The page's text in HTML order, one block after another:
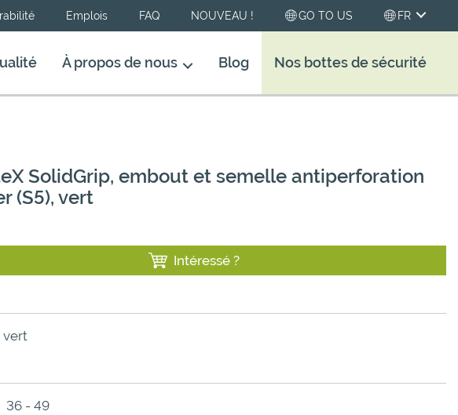
Emplois FAQ NOUVEAU ! GO TO US FR
À propos de nous Blog Nos bottes de sécurité
SolidGrip, embout et semelle antiperforation
(S5), vert
Intéressé ?
vert
36 - 49